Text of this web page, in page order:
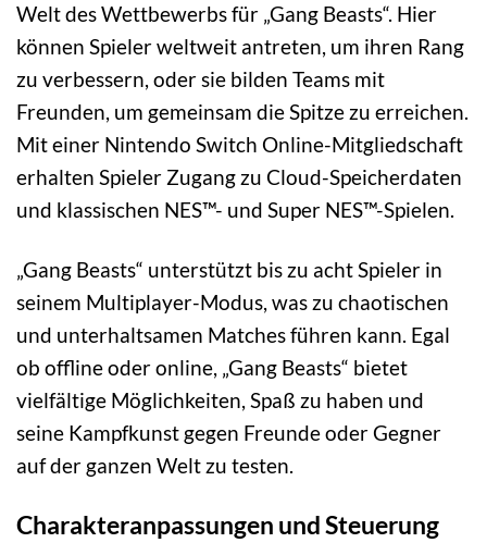
Welt des Wettbewerbs für „Gang Beasts“. Hier
können Spieler weltweit antreten, um ihren Rang
zu verbessern, oder sie bilden Teams mit
Freunden, um gemeinsam die Spitze zu erreichen.
Mit einer Nintendo Switch Online-Mitgliedschaft
erhalten Spieler Zugang zu Cloud-Speicherdaten
und klassischen NES™- und Super NES™-Spielen.
„Gang Beasts“ unterstützt bis zu acht Spieler in
seinem Multiplayer-Modus, was zu chaotischen
und unterhaltsamen Matches führen kann. Egal
ob offline oder online, „Gang Beasts“ bietet
vielfältige Möglichkeiten, Spaß zu haben und
seine Kampfkunst gegen Freunde oder Gegner
auf der ganzen Welt zu testen.
Charakteranpassungen und Steuerung